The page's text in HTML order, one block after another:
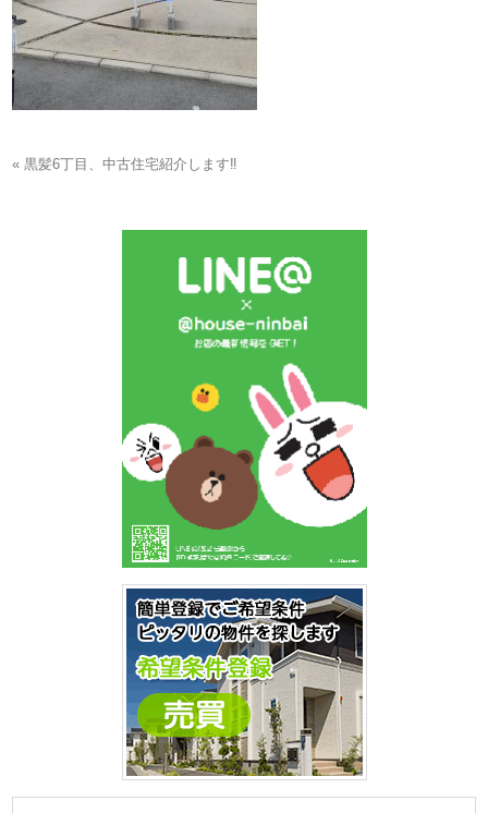
« 黒髪6丁目、中古住宅紹介します‼️